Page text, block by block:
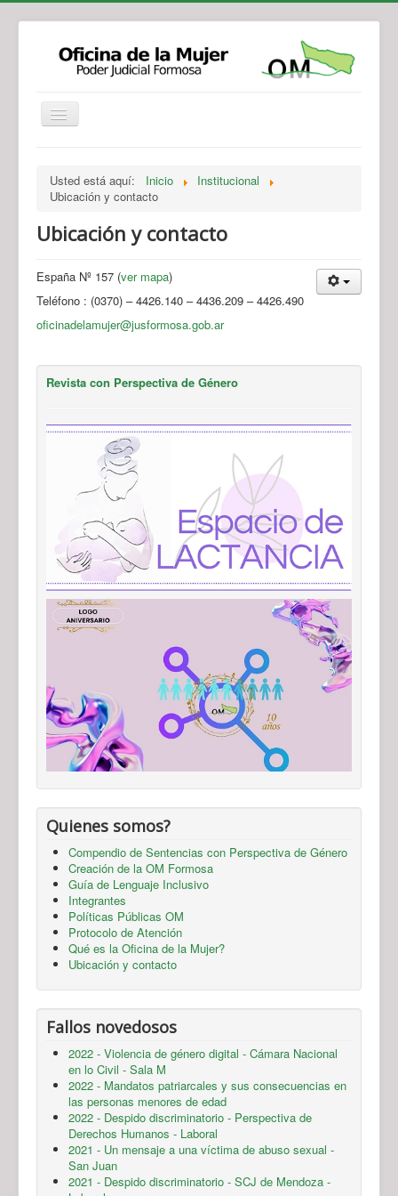
Legislación
Novedades
Usted está aquí: Inicio
Institucional
Ubicación y contacto
Ubicación y contacto
España Nº 157 (ver mapa)
Teléfono : (0370) – 4426.140 – 4436.209 – 4426.490
oficinadelamujer@jusformosa.gob.ar
Revista con Perspectiva de Género
Quienes somos?
Compendio de Sentencias con Perspectiva de Género
Creación de la OM Formosa
Guía de Lenguaje Inclusivo
Integrantes
Políticas Públicas OM
Protocolo de Atención
Qué es la Oficina de la Mujer?
Ubicación y contacto
Fallos novedosos
2022 - Violencia de género digital - Cámara Nacional
en lo Civil - Sala M
2022 - Mandatos patriarcales y sus consecuencias en
las personas menores de edad
2022 - Despido discriminatorio - Perspectiva de
Derechos Humanos - Laboral
2021 - Un mensaje a una víctima de abuso sexual -
San Juan
2021 - Despido discriminatorio - SCJ de Mendoza -